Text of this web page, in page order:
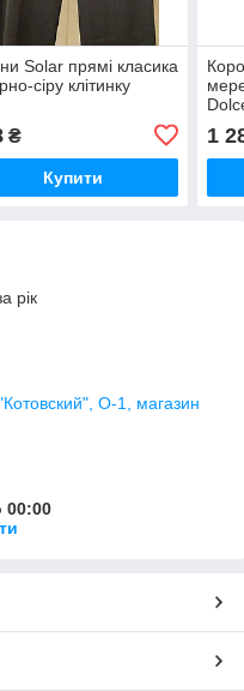
Solar прямі класика
сіру клітинку
₴
Купити
1
рік
О-1, магазин
00:00